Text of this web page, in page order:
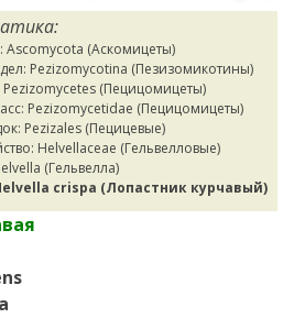
Ascomycota (Аскомицеты)
Pezizomycotina (Пезизомикотины)
Pezizomycetes (Пецицомицеты)
Pezizomycetidae (Пецицомицеты)
Pezizales (Пецицевые)
Helvellaceae (Гельвелловые)
(Гельвелла)
crispa (Лопастник курчавый)